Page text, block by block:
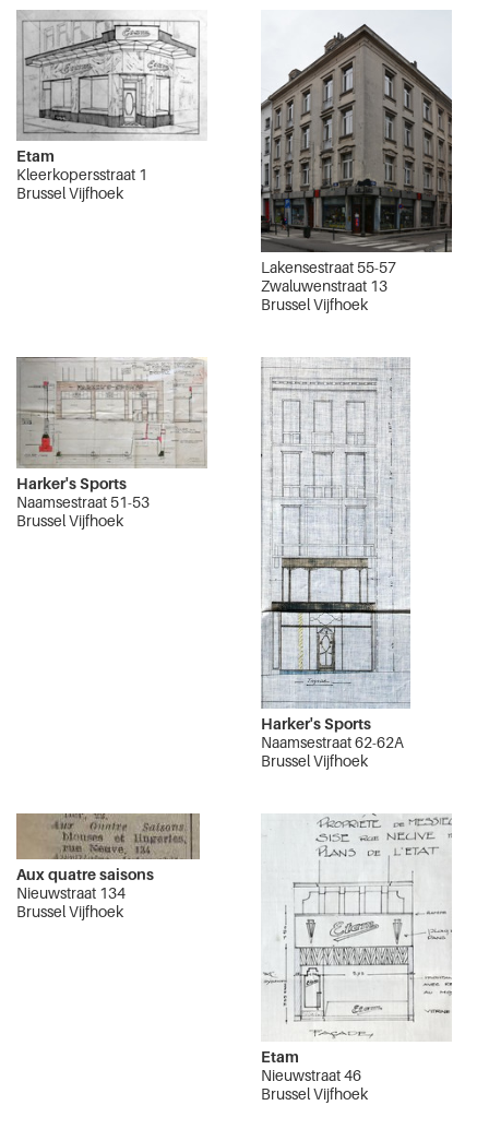
Etam
Kleerkopersstraat 1
Brussel Vijfhoek
Lakensestraat 55-57
Zwaluwenstraat 13
Brussel Vijfhoek
Harker's Sports
Naamsestraat 51-53
Brussel Vijfhoek
Harker's Sports
Naamsestraat 62-62A
Brussel Vijfhoek
Aux quatre saisons
Nieuwstraat 134
Brussel Vijfhoek
Etam
Nieuwstraat 46
Brussel Vijfhoek